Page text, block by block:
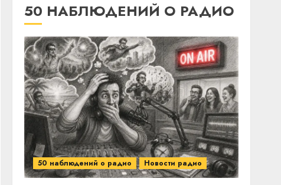
50 НАБЛЮДЕНИЙ О РАДИО
50 наблюдений о радио Новости радио